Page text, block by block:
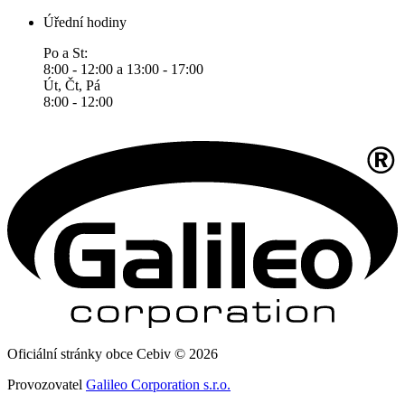
Úřední hodiny
Po a St:
8:00 - 12:00 a 13:00 - 17:00
Út, Čt, Pá
8:00 - 12:00
Oficiální stránky obce Cebiv © 2026
Provozovatel Galileo Corporation s.r.o.